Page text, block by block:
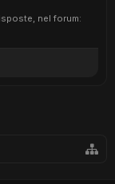
nel forum: